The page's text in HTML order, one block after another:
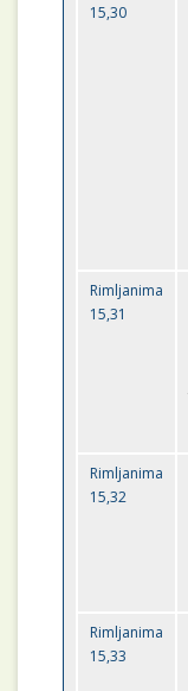
15,30
Rimljanima
15,31
Rimljanima
15,32
Rimljanima
15,33